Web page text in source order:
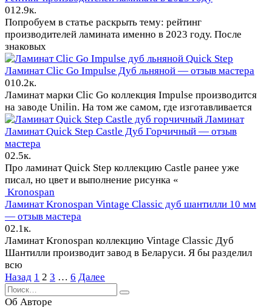
012.9к.
Попробуем в статье раскрыть тему: рейтинг
производителей ламината именно в 2023 году. После
знаковых
Quick Step
Ламинат Clic Go Impulse Дуб льняной — отзыв мастера
010.2к.
Ламинат марки Clic Go коллекция Impulse производится
на заводе Unilin. На том же самом, где изготавливается
Ламинат
Ламинат Quick Step Castle Дуб Горчичный — отзыв
мастера
02.5к.
Про ламинат Quick Step коллекцию Castle ранее уже
писал, но цвет и выполнение рисунка «
Kronospan
Ламинат Kronospan Vintage Classic дуб шантилли 10 мм
— отзыв мастера
02.1к.
Ламинат Kronospan коллекцию Vintage Classic Дуб
Шантилли производит завод в Беларуси. Я бы разделил
всю
Пагинация
записей
Назад 1 2 3 … 6 Далее
Search
for:
Об Авторе